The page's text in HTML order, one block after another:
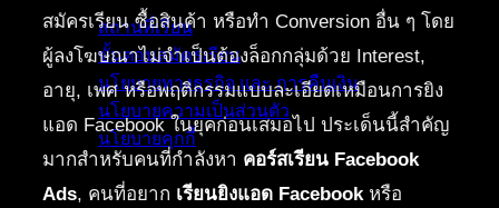
สถานที่เรียน
ขั้นตอนสมัครเรียน
นโยบายทางธุรกิจ และ การคืนเงิน
นโยบายความเป็นส่วนตัว
นโยบายคุกกี้
คอร์สทั้งหมด
สมัครเรียน ซื้อสินค้า หรือทำ Conversion อื่น ๆ โดย
ผู้ลงโฆษณาไม่จำเป็นต้องล็อกกลุ่มด้วย Interest,
อายุ, เพศ หรือพฤติกรรมแบบละเอียดเหมือนการยิง
แอด Facebook ในยุคก่อนเสมอไป ประเด็นนี้สำคัญ
มากสำหรับคนที่กำลังหา คอร์สเรียน Facebook
Ads, คนที่อยาก เรียนยิงแอด Facebookหรือ